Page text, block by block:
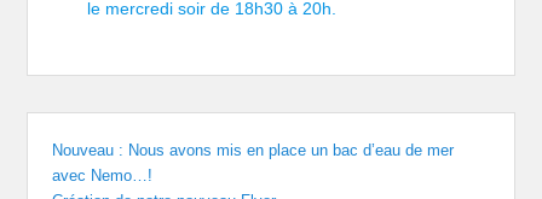
le mercredi soir de 18h30 à 20h.
Nouveau : Nous avons mis en place un bac d’eau de mer
avec Nemo…!